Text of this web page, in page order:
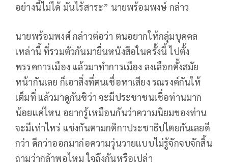
อย่างนี้ไม่ได้ มันไร้สาระ” นายพร้อมพงษ์ กล่าว
นายพร้อมพงศ์ กล่าวต่อว่า ตนอยากให้กลุ่มบุคคล
เหล่านี้ ที่รวมตัวกันมายื่นหนังสือในครั้งนี้ ไปตั้ง
พรรคการเมือง แล้วมาทำการเมือง ลงเลือกตั้งสมัย
หน้ากันเลย ก็เอาสิ่งที่ตนเชื่อหาเสียง รณรงค์กันให้
เต็มที่ แล้วมาดูกันซิว่า จะมีประชาชนเชื่อท่านมาก
น้อยแค่ไหน อยากรู้เหมือนกันว่าความนิยมของท่าน
จะมีเท่าไหร่ แข่งกันตามกติกาประชาธิปไตยกันเลยดี
กว่า ดีกว่าออกมาก่อความวุ่นวายแบบไม่รู้จักจบจักสิ้น
ถามว่ากล้าพอไหม ใจถึงกันหรือเปล่า